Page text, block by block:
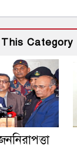
Category